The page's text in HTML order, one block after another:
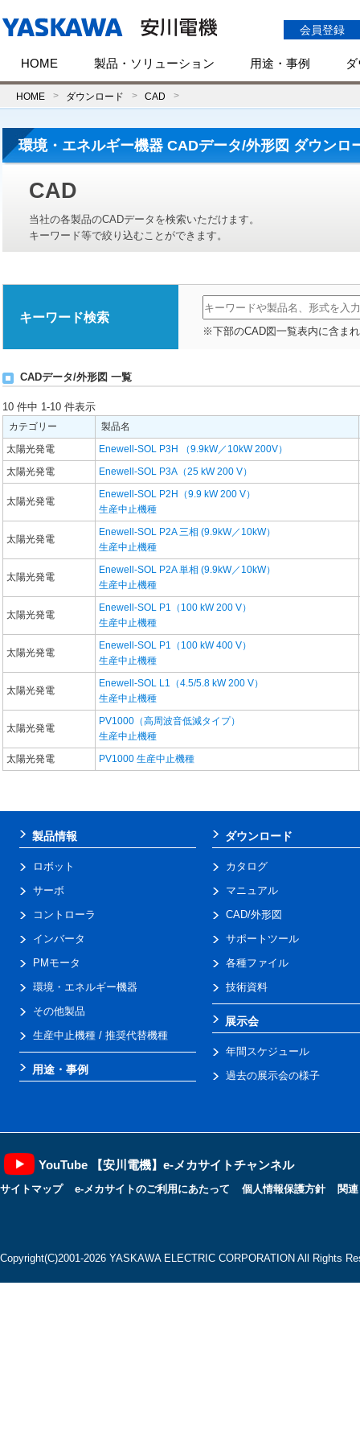
会員登録
HOME 製品・ソリューション 用途・事例
HOME ダウンロード CAD
環境・エネルギー機器 CADデータ/外形図 ダウンロ
CAD
当社の各製品のCADデータを検索いただけます。
キーワード等で絞り込むことができます。
キーワード検索
※下部のCAD図一覧表内に含ま
CADデータ/外形図 一覧
10 件中 1-10 件表示
カテゴリー
製品名
太陽光発電
Enewell-SOL P3H （9.9kW／10kW 200V）
太陽光発電
Enewell-SOL P3A（25 kW 200 V）
太陽光発電
Enewell-SOL P2H（9.9 kW 200 V）
生産中止機種
太陽光発電
Enewell-SOL P2A 三相 (9.9kW／10kW）
生産中止機種
太陽光発電
Enewell-SOL P2A 単相 (9.9kW／10kW）
生産中止機種
太陽光発電
Enewell-SOL P1（100 kW 200 V）
生産中止機種
太陽光発電
Enewell-SOL P1（100 kW 400 V）
生産中止機種
太陽光発電
Enewell-SOL L1（4.5/5.8 kW 200 V）
生産中止機種
太陽光発電
PV1000（高周波音低減タイプ）
生産中止機種
太陽光発電
PV1000 生産中止機種
製品情報
ロボット
サーボ
コントローラ
インバータ
PMモータ
環境・エネルギー機器
その他製品
生産中止機種 / 推奨代替機種
用途・事例
ダウンロード
カタログ
マニュアル
CAD/外形図
サポートツール
各種ファイル
技術資料
展示会
年間スケジュール
過去の展示会の様子
YouTube 【安川電機】e-メカサイトチャンネル
サイトマップ e-メカサイトのご利用にあたって 個人情報保護方針 関
Copyright(C)2001‐2026 YASKAWA ELECTRIC CORPORATION All Rights